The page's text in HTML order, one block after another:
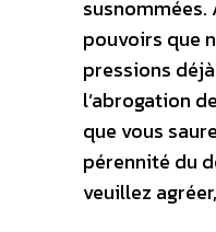
pouvoirs que
pressions
l’abrogation
que vous
pérennité du
veuillez